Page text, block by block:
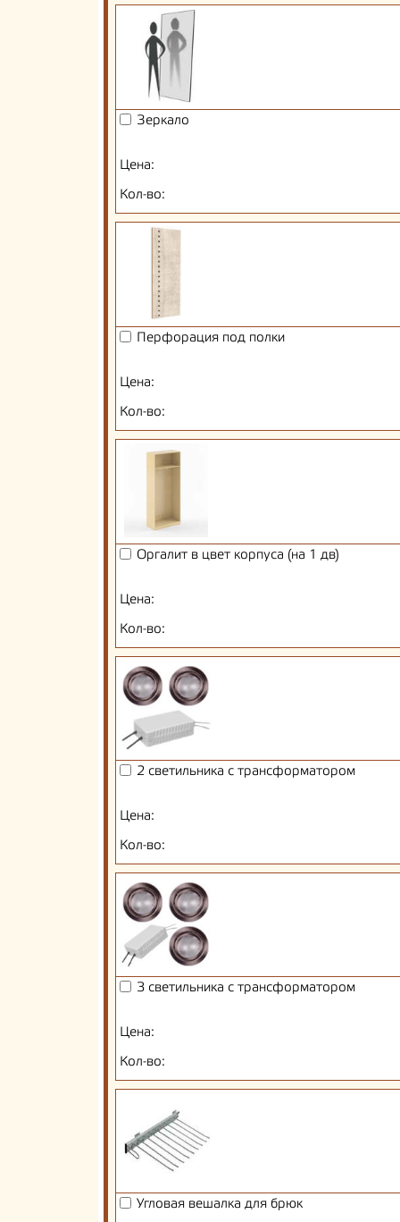
Зеркало
Цена:
Кол-во:
Перфорация под полки
Цена:
Кол-во:
Оргалит в цвет корпуса (на 1 дв)
Цена:
Кол-во:
2 светильника с трансформатором
Цена:
Кол-во:
3 светильника с трансформатором
Цена:
Кол-во:
Угловая вешалка для брюк